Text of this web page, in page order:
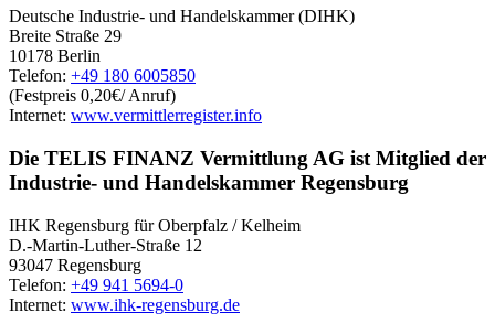
Deutsche Industrie- und Handelskammer (DIHK)
Breite Straße 29
10178 Berlin
Telefon: +49 180 6005850
(Festpreis 0,20€/ Anruf)
Internet: www.vermittlerregister.info
Die TELIS FINANZ Vermittlung AG ist Mitglied der
Industrie- und Handelskammer Regensburg
IHK Regensburg für Oberpfalz / Kelheim
D.-Martin-Luther-Straße 12
93047 Regensburg
Telefon: +49 941 5694-0
Internet: www.ihk-regensburg.de